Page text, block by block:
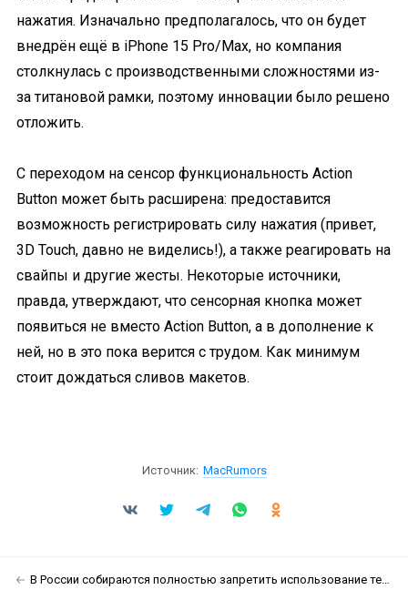
нажатия. Изначально предполагалось, что он будет
внедрён ещё в iPhone 15 Pro/Max, но компания
столкнулась с производственными сложностями из-
за титановой рамки, поэтому инновации было решено
отложить.
С переходом на сенсор функциональность Action
Button может быть расширена: предоставится
возможность регистрировать силу нажатия (привет,
3D Touch, давно не виделись!), а также реагировать на
свайпы и другие жесты. Некоторые источники,
правда, утверждают, что сенсорная кнопка может
появиться не вместо Action Button, а в дополнение к
ней, но в это пока верится с трудом. Как минимум
стоит дождаться сливов макетов.
Источник: MacRumors
В России собираются полностью запретить использование телефонов во время занятий